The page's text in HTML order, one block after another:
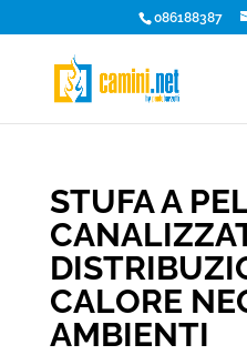
086188387
STUFA A
CALORE
AMBIENTI